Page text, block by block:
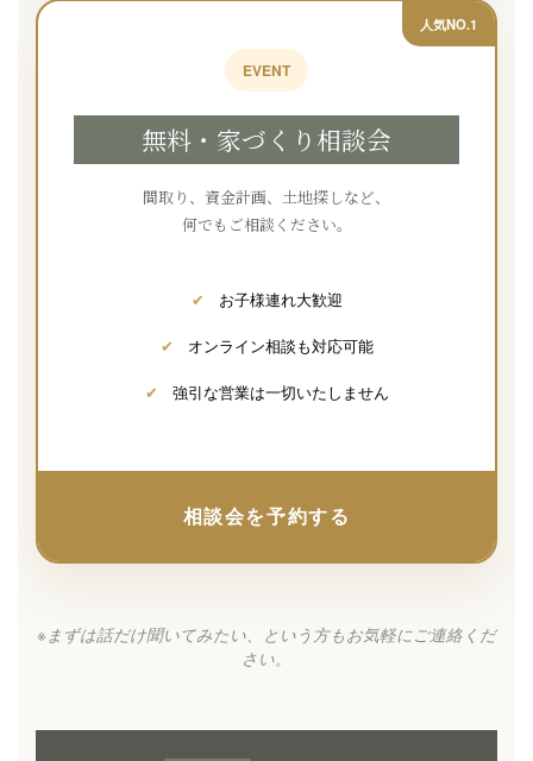
人気NO.1
EVENT
無料・家づくり相談会
間取り、資金計画、土地探しなど、
何でもご相談ください。
✔ お子様連れ大歓迎
✔ オンライン相談も対応可能
✔ 強引な営業は一切いたしません
相談会を予約する
※まずは話だけ聞いてみたい、という方もお気軽にご連絡くだ
さい。